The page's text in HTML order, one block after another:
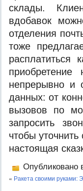
склады.
вдобавок
отделения
тоже
расплатиться
приобретение
непрерывно и
данных: от
вызовов по
запросить
чтобы
настоящая
Опубликовано
« Ракета своими руками: